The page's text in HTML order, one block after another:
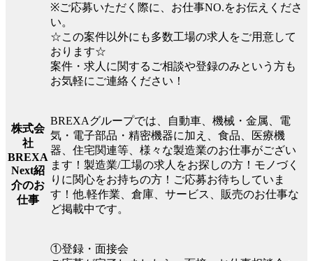
※ご応募いただく際に、お仕事NO.をお伝えくださ
い。
☆この案件以外にも多数工場の求人をご用意して
おります☆
案件・求人に関するご相談や登録のみという方も
お気軽にご連絡ください！
株式会
社
BREXA
Next紹
介のお
仕事
BREXAグループでは、自動車、機械・金属、電
気・電子部品・精密機器に加え、食品、医療機
器、住宅関連等、様々な製造業のお仕事がござい
ます！製造業/工場の求人をお探しの方！モノづく
りに関心をお持ちの方！ご応募お待ちしていま
す！他.軽作業、倉庫、サービス、販売のお仕事な
ど掲載中です。
①登録・面接会